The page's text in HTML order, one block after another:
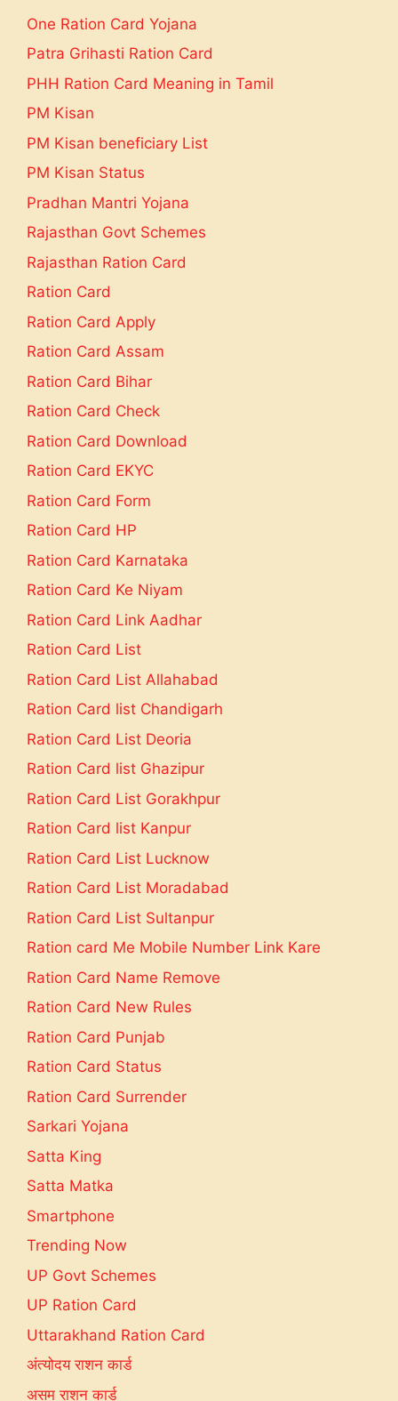
One Ration Card Yojana
Patra Grihasti Ration Card
PHH Ration Card Meaning in Tamil
PM Kisan
PM Kisan beneficiary List
PM Kisan Status
Pradhan Mantri Yojana
Rajasthan Govt Schemes
Rajasthan Ration Card
Ration Card
Ration Card Apply
Ration Card Assam
Ration Card Bihar
Ration Card Check
Ration Card Download
Ration Card EKYC
Ration Card Form
Ration Card HP
Ration Card Karnataka
Ration Card Ke Niyam
Ration Card Link Aadhar
Ration Card List
Ration Card List Allahabad
Ration Card list Chandigarh
Ration Card List Deoria
Ration Card list Ghazipur
Ration Card List Gorakhpur
Ration Card list Kanpur
Ration Card List Lucknow
Ration Card List Moradabad
Ration Card List Sultanpur
Ration card Me Mobile Number Link Kare
Ration Card Name Remove
Ration Card New Rules
Ration Card Punjab
Ration Card Status
Ration Card Surrender
Sarkari Yojana
Satta King
Satta Matka
Smartphone
Trending Now
UP Govt Schemes
UP Ration Card
Uttarakhand Ration Card
अंत्योदय राशन कार्ड
असम राशन कार्ड